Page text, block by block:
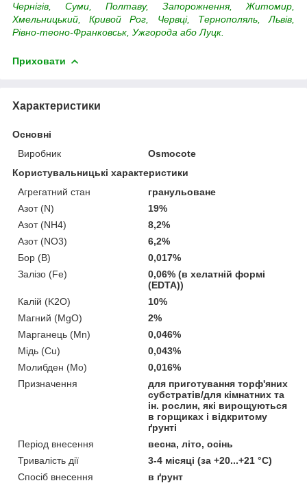
Чернігів, Суми, Полтаву, Запорожнення, Житомир,
Хмельницький, Кривой Рог, Червці, Тернополяль, Львів,
Рівно-теоно-Франковськ, Ужгорода або Луцк.
Приховати
Характеристики
Основні
Виробник
Osmocote
Користувальницькі характеристики
Агрегатний стан
гранульоване
Азот (N)
19%
Азот (NH4)
8,2%
Азот (NO3)
6,2%
Бор (В)
0,017%
Залізо (Fe)
0,06% (в хелатній формі
(EDTA))
Калій (K2O)
10%
Магний (MgO)
2%
Марганець (Mn)
0,046%
Мідь (Cu)
0,043%
Молибден (Mo)
0,016%
Призначення
для приготування торф'яних
субстратів/для кімнатних та
ін. рослин, які вирощуються
в горщиках і відкритому
ґрунті
Період внесення
весна, літо, осінь
Тривалість дії
3-4 місяці (за +20...+21 °C)
Спосіб внесення
в ґрунт